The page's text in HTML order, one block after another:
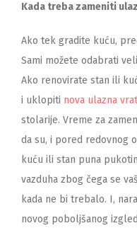
Kada treba zameniti
Ako tek gradite kuću,
Sami možete odabrati
Ako renovirate stan ili
i uklopiti nova ulazna
stolarije. Vreme za
da su, i pored redovnog
kuću ili stan puna
vazduha zbog čega se
kada ne bi trebalo. I,
novog poboljšanog